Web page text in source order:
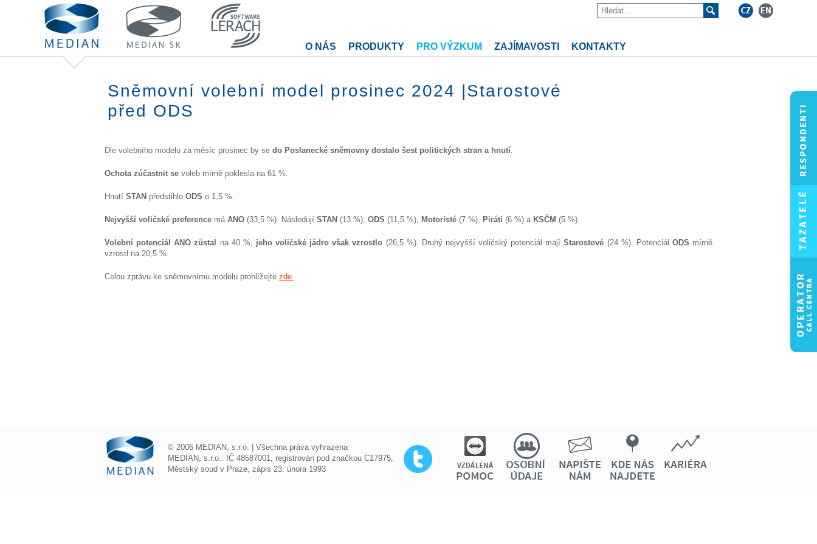
O NÁS PRODUKTY PRO VÝZKUM ZAJÍMAVOSTI KONTAKTY
Sněmovní volební model prosinec 2024 |Starostové
před ODS
Dle volebního modelu za měsíc prosinec by se do Poslanecké sněmovny dostalo šest politických stran a hnutí.
Ochota zúčastnit se voleb mírně poklesla na 61 %.
Hnutí STAN předstihlo ODS o 1,5 %.
Nejvyšší voličské preference máANO (33,5 %). Následují STAN (13 %), ODS (11,5 %), Motoristé (7 %), Piráti (6 %) a KSČM (5 %).
Volební potenciál ANO zůstal na 40 %, jeho voličské jádro však vzrostlo (26,5 %). Druhý nejvyšší voličský potenciál majíStarostové (24 %). Potenciál ODS mírně
vzrostl na 20,5 %.
Celou zprávu ke sněmovnímu modelu prohlížejte zde.
© 2006 MEDIAN, s.r.o. | Všechna práva vyhrazena
MEDIAN, s.r.o.: IČ 48587001, registrován pod značkou C17975,
Městský soud v Praze, zápis 23. února 1993